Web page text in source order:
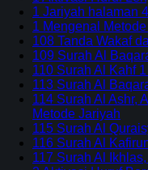
1 Jariyah halaman
1 Mengenal
108 Tanda Wakaf
109 Surah Al
110 Surah Al Kahf
113 Surah Al
114 Surah Al Ashr,
Metode Jariyah
115 Surah Al
116 Surah Al
117 Surah Al